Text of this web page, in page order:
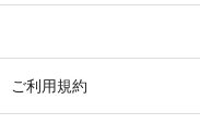
ご利用規約